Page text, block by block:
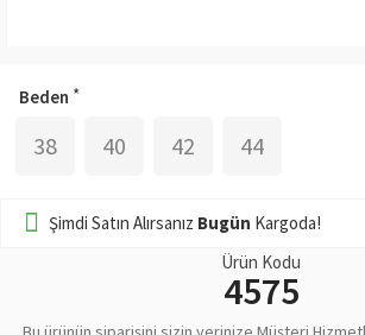
Beden
38 40 42 44
Şimdi Satın Alırsanız Bugün Kargoda!
Ürün Kodu
4575